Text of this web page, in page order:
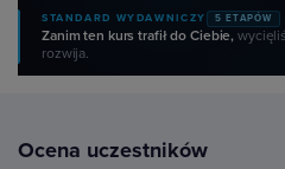
STANDARD WYDAWNICZY 5 ETAPÓW
Zanim ten kurs trafił do Ciebie,
rozwija.
Ocena uczestników